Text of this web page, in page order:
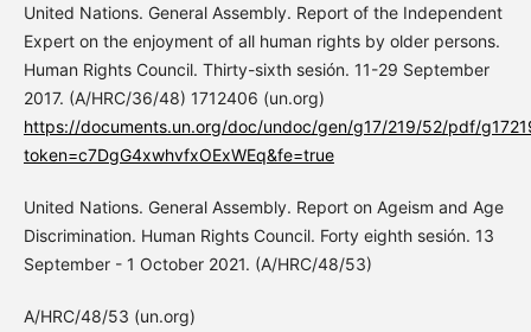
United Nations. General Assembly. Report of the Independent
Expert on the enjoyment of all human rights by older persons.
Human Rights Council. Thirty-sixth sesión. 11-29 September
2017. (A/HRC/36/48) 1712406 (un.org)
https://documents.un.org/doc/undoc/gen/g17/219/52/pdf/
token=c7DgG4xwhvfxOExWEq&fe=true
United Nations. General Assembly. Report on Ageism and Age
Discrimination. Human Rights Council. Forty eighth sesión. 13
September - 1 October 2021. (A/HRC/48/53)
A/HRC/48/53 (un.org)